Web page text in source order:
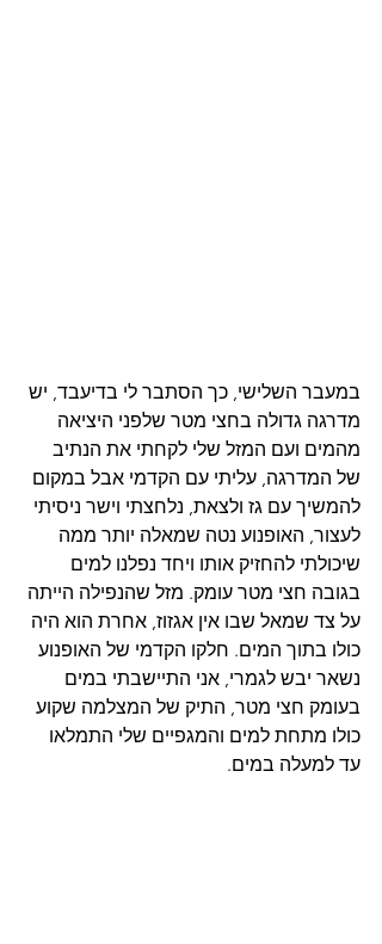
במעבר השלישי, כך הסתבר לי בדיעבד, יש
מדרגה גדולה בחצי מטר שלפני היציאה
מהמים ועם המזל שלי לקחתי את הנתיב
של המדרגה, עליתי עם הקדמי אבל במקום
להמשיך עם גז ולצאת, נלחצתי וישר ניסיתי
לעצור, האופנוע נטה שמאלה יותר ממה
שיכולתי להחזיק אותו ויחד נפלנו למים
בגובה חצי מטר עומק. מזל שהנפילה הייתה
על צד שמאל שבו אין אגזוז, אחרת הוא היה
כולו בתוך המים. חלקו הקדמי של האופנוע
נשאר יבש לגמרי, אני התיישבתי במים
בעומק חצי מטר, התיק של המצלמה שקוע
כולו מתחת למים והמגפיים שלי התמלאו
עד למעלה במים.